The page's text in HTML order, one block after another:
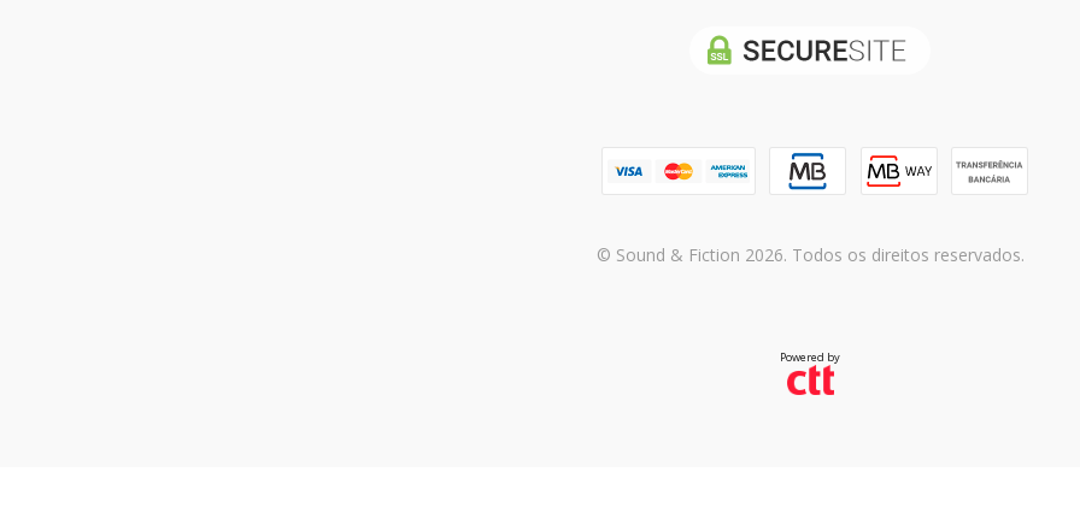
© Sound & Fiction 2026. Todos os direitos reservados.
Powered by